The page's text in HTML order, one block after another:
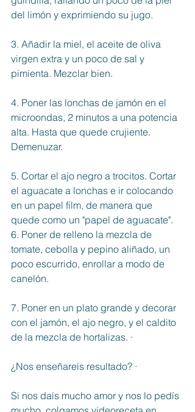
del limón y exprimiendo su jugo.
3. Añadir la miel, el aceite de oliva
virgen extra y un poco de sal y
pimienta. Mezclar bien.
4. Poner las lonchas de jamón en el
microondas, 2 minutos a una potencia
alta. Hasta que quede crujiente.
Demenuzar.
5. Cortar el ajo negro a trocitos. Cortar
el aguacate a lonchas e ir colocando
en un papel film, de manera que
quede como un "papel de aguacate".
6. Poner de relleno la mezcla de
tomate, cebolla y pepino aliñado, un
poco escurrido, enrollar a modo de
canelón.
7. Poner en un plato grande y decorar
con el jamón, el ajo negro, y el caldito
de la mezcla de hortalizas. ·
¿Nos enseñareís resultado? ·
Si nos daís mucho amor y nos lo pedís